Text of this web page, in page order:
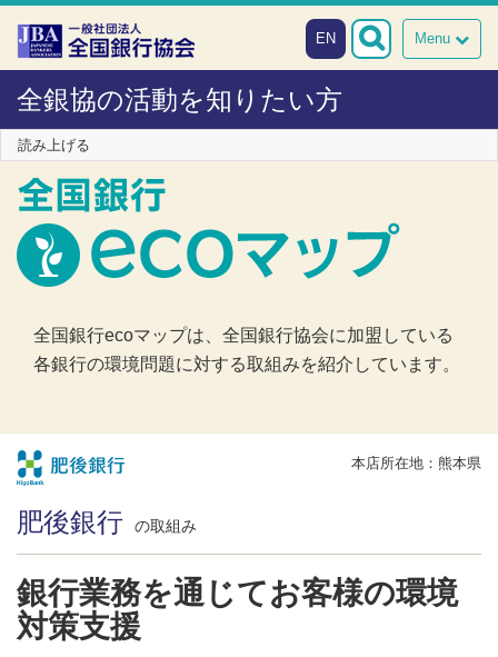
本文へスキップ
障がい者向け相談窓口
Menu
EN
全銀協の活動を知りたい方
読み上げる
全国銀行ecoマップは、全国銀行協会に加盟している
各銀行の環境問題に対する取組みを紹介しています。
本店所在地：熊本県
肥後銀行 の取組み
銀行業務を通じてお客様の環境
対策支援